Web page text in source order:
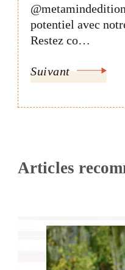
potentiel avec
Restez co…
Suivant
Articles